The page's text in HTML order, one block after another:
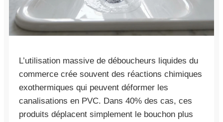
L’utilisation massive de déboucheurs liquides du
commerce crée souvent des réactions chimiques
exothermiques qui peuvent déformer les
canalisations en PVC. Dans 40% des cas, ces
produits déplacent simplement le bouchon plus